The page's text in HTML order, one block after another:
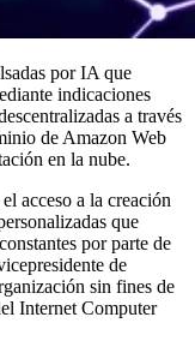
por IA que
indicaciones
a través
de Amazon Web
en la nube.
acceso a la creación
que
por parte de
de
sin fines de
Internet Computer